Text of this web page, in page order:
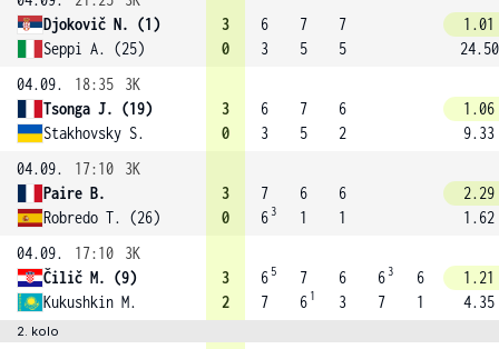
Djokovič N. (1)
Seppi A. (25)
3
0
6
3
7
5
7
5
1.01
24.50
04.09.
18:35
3K
Tsonga J. (19)
Stakhovsky S.
3
0
6
3
7
5
6
2
1.06
9.33
04.09.
17:10
3K
Paire B.
Robredo T. (26)
3
0
7
6 3
6
1
6
1
2.29
1.62
04.09.
17:10
3K
Čilič M. (9)
Kukushkin M.
3
2
6 5
7
7
6 1
6
3
6 3
7
6
1
1.21
4.35
2. kolo